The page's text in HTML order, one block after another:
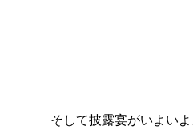
そして披露宴がいよい